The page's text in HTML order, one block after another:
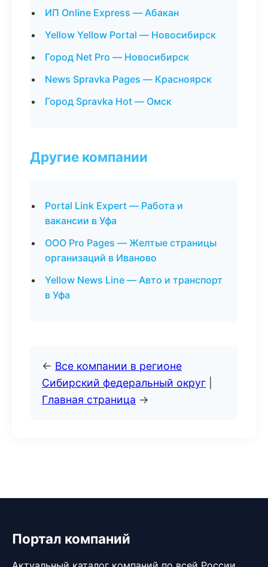
ИП Online Express — Абакан
Yellow Yellow Portal — Новосибирск
Город Net Pro — Новосибирск
News Spravka Pages — Красноярск
Город Spravka Hot — Омск
Другие компании
Portal Link Expert — Работа и
вакансии в Уфа
ООО Pro Pages — Желтые страницы
организаций в Иваново
Yellow News Line — Авто и транспорт
в Уфа
← Все компании в регионе
Сибирский федеральный округ
Главная страница →
Портал компаний